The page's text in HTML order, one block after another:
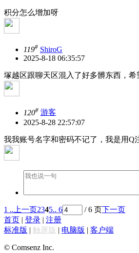
积分怎么增加呀
119# ShiroG
2025-8-18 06:35:57
塚越区跟聊天区混入了好多髒东西，希
120# 游客
2025-8-28 22:57:07
我我账号名字和密码不记了，我是用Q
1 .. 上一页2345.. 6 / 6 页下一页
首页 | 登录 | 注册
标准版 | 触屏版 | 电脑版 | 客户端
© Comsenz Inc.